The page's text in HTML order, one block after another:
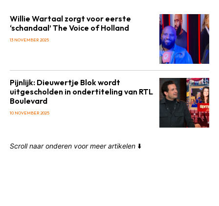
Willie Wartaal zorgt voor eerste
‘schandaal’ The Voice of Holland
13 NOVEMBER 2025
Pijnlijk: Dieuwertje Blok wordt
uitgescholden in ondertiteling van RTL
Boulevard
10 NOVEMBER 2025
Scroll naar onderen voor meer artikelen ⬇️